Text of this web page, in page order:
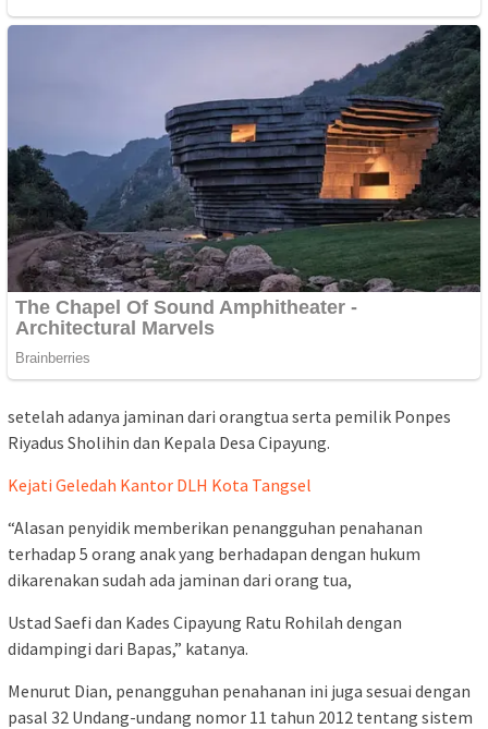
setelah adanya jaminan dari orangtua serta pemilik Ponpes
Riyadus Sholihin dan Kepala Desa Cipayung.
Kejati Geledah Kantor DLH Kota Tangsel
“Alasan penyidik memberikan penangguhan penahanan
terhadap 5 orang anak yang berhadapan dengan hukum
dikarenakan sudah ada jaminan dari orang tua,
Ustad Saefi dan Kades Cipayung Ratu Rohilah dengan
didampingi dari Bapas,” katanya.
Menurut Dian, penangguhan penahanan ini juga sesuai dengan
pasal 32 Undang-undang nomor 11 tahun 2012 tentang sistem